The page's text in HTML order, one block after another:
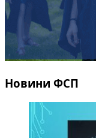
Новини ФСП